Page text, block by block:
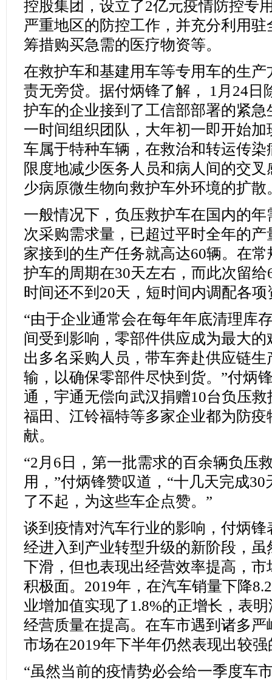
控股集团，设立了2亿元疫情防控专
严重地区的防控工作，并充分利用
筹措购买急需的医疗物资等。
在救护车和基建用车等专用车的生
责无旁贷。据付炳锋了解， 1月24日
护车的企业接到了工信部部署的紧
一时间组织团队，大年初一即开始
车属于特种车辆，在救治和转运传
限度地减少医务人员和病人间的交
少病原微生物向救护车外环境的扩散
一般情况下，负压救护车在国内的
次采购需求量，已超过平时全年的
家接到的生产任务就高达60辆。在
护车的周期在30天左右，而此次留
时间还不到20天，短时间内调配各
“由于企业通常会在每年年底清理库
间受到影响，零部件供应成为最大
出多名采购人员，带车奔赴供应链
输，以确保零部件尽快到货。”付炳
通，宇通无偿向武汉捐赠10台负压
福田、江铃福特等多家企业都为防
献。
“2月6日，第一批需求的百余辆负压
用，”付炳锋赞叹道，“十几天完成
了不起，为这些车企点赞。”
谈到疫情对汽车行业的影响，付炳
经进入到产业转型升级的新阶段，
下滑，但也表现出经营效率提高，
积极面。2019年，在汽车销量下降
业增加值实现了1.8%的正增长，表
经营质量在提高。在车市遇到诸多
市场在2019年下半年仍然表现出较
“虽然当前的疫情势必会给一季度车